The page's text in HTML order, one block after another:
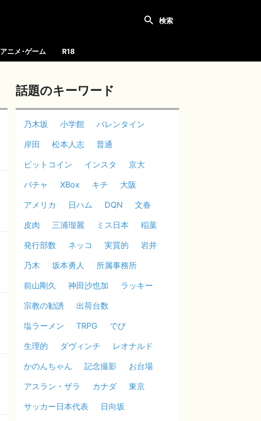
アニメ･ゲーム R18
話題のキーワード
乃木坂 小学館
バレンタイン
岸田
松本人志
普通
ビットコイン
インスタ
京大
バチャ
XBox キチ
大阪
アメリカ
日ハム DQN
文春
皮肉
三浦瑠麗 ミス日本
稲葉
発行部数
ネッコ 実質的
岩井
乃木
坂本勇人
所属事務所
前山剛久
神田沙也加
ラッキー
宗教の勧誘
出荷台数
塩ラーメン
TRPG
でび
生理的
ダヴィンチ
レオナルド
かのんちゃん
記念撮影
お台場
アスラン・ザラ
カナダ
東京
サッカー日本代表
日向坂